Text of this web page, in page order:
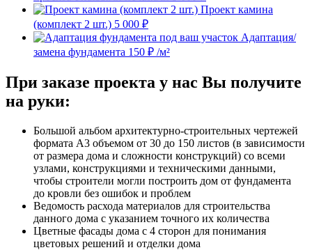
Проект камина
(комплект 2 шт.) 5 000 ₽
Адаптация/
замена фундамента 150 ₽ /м²
При заказе проекта у нас Вы получите
на руки:
Большой альбом архитектурно-строительных чертежей
формата А3 объемом от 30 до 150 листов (в зависимости
от размера дома и сложности конструкций) со всеми
узлами, конструкциями и техническими данными,
чтобы строители могли построить дом от фундамента
до кровли без ошибок и проблем
Ведомость расхода материалов для строительства
данного дома с указанием точного их количества
Цветные фасады дома с 4 сторон для понимания
цветовых решений и отделки дома